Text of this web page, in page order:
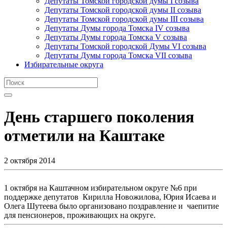
Депутаты Томской городской думы II созыва
Депутаты Томской городской думы III созыва
Депутаты Думы города Томска IV созыва
Депутаты Думы города Томска V созыва
Депутаты Томской городской Думы VI созыва
Депутаты Думы города Томска VII созыва
Избирательные округа
День старшего поколения
отметили на Каштаке
2 октября 2014
1 октября на Каштачном избирательном округе №6 при
поддержке депутатов Кирилла Новожилова, Юрия Исаева и
Олега Шутеева было организовано поздравление и чаепитие
для пенсионеров, проживающих на округе.